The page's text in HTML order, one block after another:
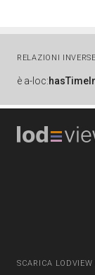
RELAZIONI INVERSE
è a-loc:
SCARICA